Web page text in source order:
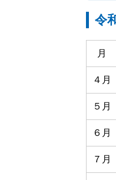
令
月
４月
５月
６月
７月